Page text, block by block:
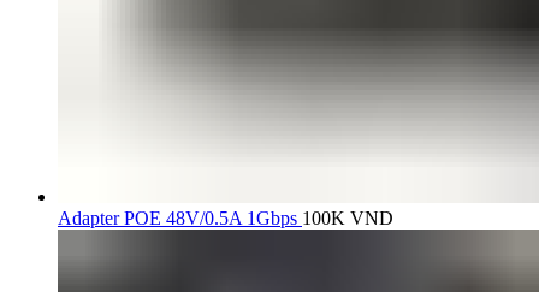
Adapter POE 48V/0.5A 1Gbps 100K VND